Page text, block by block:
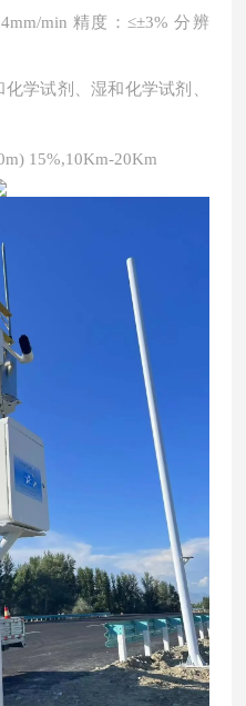
min 精度：≤±3% 分辨
学试剂、湿和化学试剂、
15%,10Km-20Km